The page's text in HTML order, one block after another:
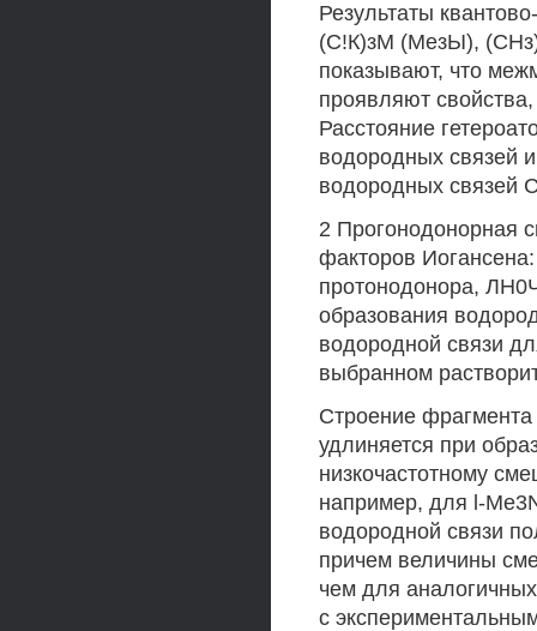
Результаты
(С!К)зМ (МезЫ),
показывают, что
проявляют
Расстояние
водородных связей
водородных
2 Прогонодонорная
факторов
протонодонора,
образования
водородной связи
выбранном
Строение
удлиняется при
низкочастотному
например, для l-
водородной связи
причем величины
чем для
с